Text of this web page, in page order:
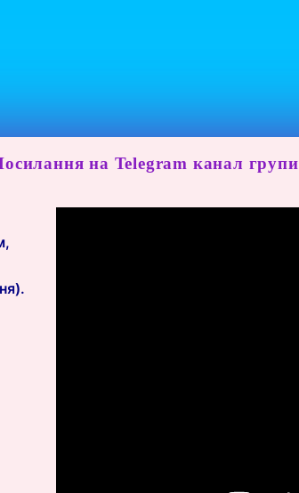
на Telegram канал групи